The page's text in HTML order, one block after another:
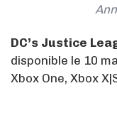
DC’s Justice
disponible le 10
Xbox One, Xbox